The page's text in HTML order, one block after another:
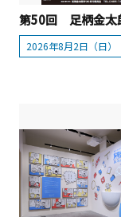
2026年8月2日（日）